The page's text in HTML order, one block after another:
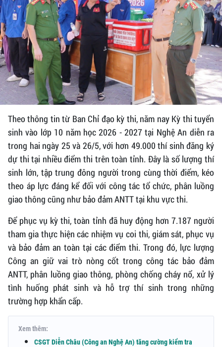
Theo thông tin từ Ban Chỉ đạo kỳ thi, năm nay Kỳ thi tuyển
sinh vào lớp 10 năm học 2026 - 2027 tại Nghệ An diễn ra
trong hai ngày 25 và 26/5, với hơn 49.000 thí sinh đăng ký
dự thi tại nhiều điểm thi trên toàn tỉnh. Đây là số lượng thí
sinh lớn, tập trung đông người trong cùng thời điểm, kéo
theo áp lực đáng kể đối với công tác tổ chức, phân luồng
giao thông cũng như bảo đảm ANTT tại khu vực thi.
Để phục vụ kỳ thi, toàn tỉnh đã huy động hơn 7.187 người
tham gia thực hiện các nhiệm vụ coi thi, giám sát, phục vụ
và bảo đảm an toàn tại các điểm thi. Trong đó, lực lượng
Công an giữ vai trò nòng cốt trong công tác bảo đảm
ANTT, phân luồng giao thông, phòng chống cháy nổ, xử lý
tình huống phát sinh và hỗ trợ thí sinh trong những
trường hợp khẩn cấp.
Xem thêm:
CSGT Diễn Châu (Công an Nghệ An) tăng cường kiểm tra